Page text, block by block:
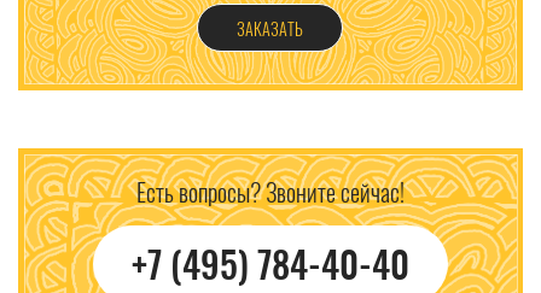
ЗАКАЗАТЬ
Есть вопросы? Звоните сейчас!
+7 (495) 784-40-40